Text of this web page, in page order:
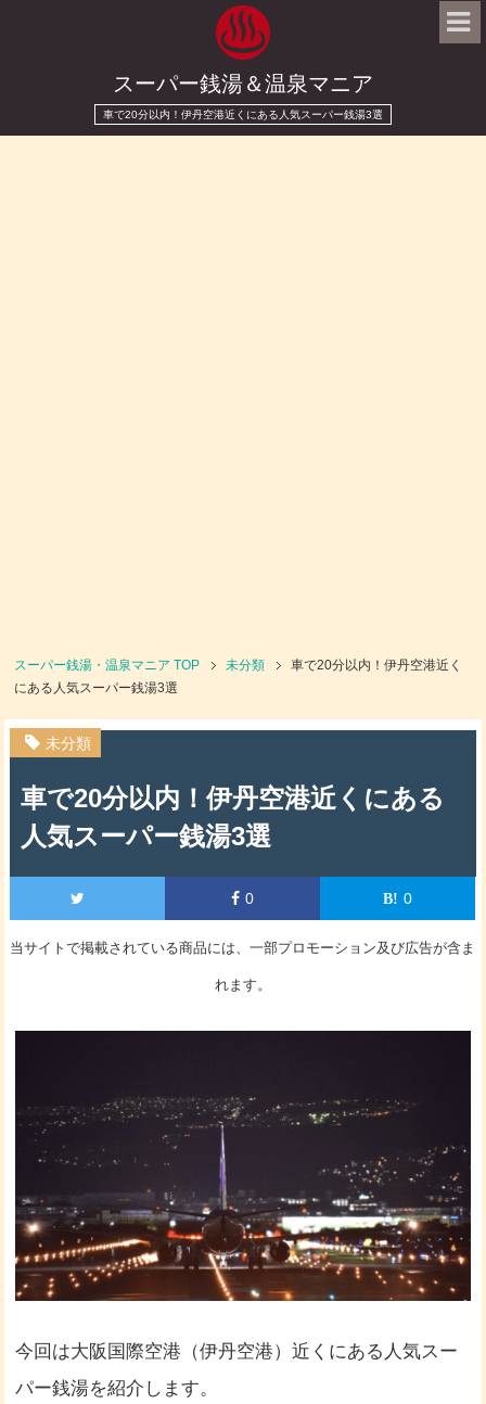
スーパー銭湯＆温泉マニア
車で20分以内！伊丹空港近くにある人気スーパー銭湯3選
スーパー銭湯・温泉マニア TOP 未分類
車で20分以内！伊丹空港近く
にある人気スーパー銭湯3選
未分類
車で20分以内！伊丹空港近くにある
人気スーパー銭湯3選
0 0
当サイトで掲載されている商品には、一部プロモーション及び広告が含ま
れます。
今回は大阪国際空港（伊丹空港）近くにある人気スー
パー銭湯を紹介します。